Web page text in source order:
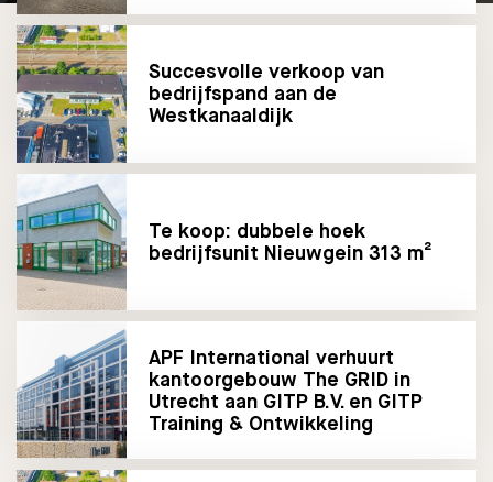
Succesvolle verkoop van
bedrijfspand aan de
Westkanaaldijk
Te koop: dubbele hoek
bedrijfsunit Nieuwgein 313 m²
APF International verhuurt
kantoorgebouw The GRID in
Utrecht aan GITP B.V. en GITP
Training & Ontwikkeling